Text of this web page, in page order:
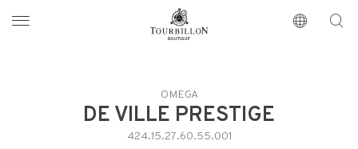
https://www.tourbillon.com/index.php/de
OMEGA
DE VILLE PRESTIGE
424.15.27.60.55.001